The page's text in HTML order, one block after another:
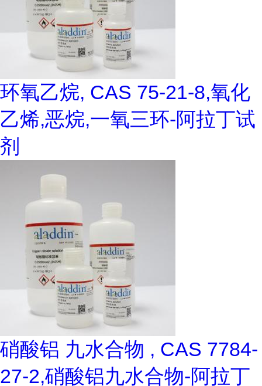
环氧乙烷, CAS 75-21-8,氧化
乙烯,恶烷,一氧三环-阿拉丁试
剂
硝酸铝 九水合物 , CAS 7784-
27-2,硝酸铝九水合物-阿拉丁